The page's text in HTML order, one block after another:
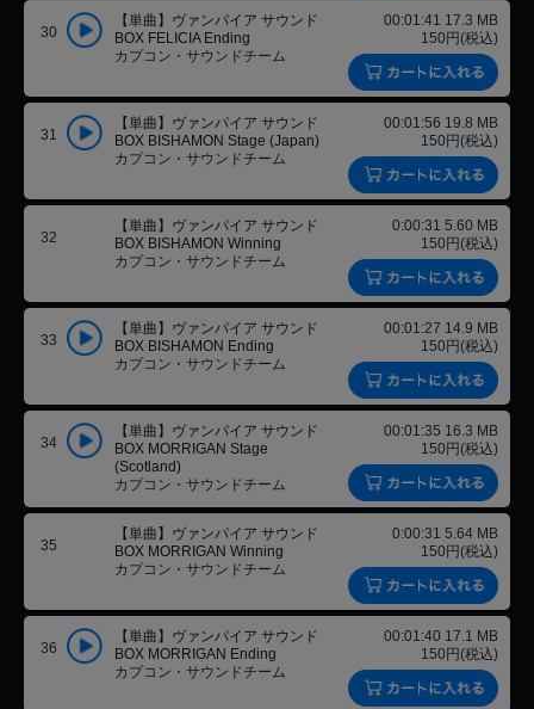
30
【単曲】ヴァンパイア サウンド
BOX FELICIA Ending
カプコン・サウンドチーム
00:01:41 17.3 MB
150円(税込)
31
【単曲】ヴァンパイア サウンド
BOX BISHAMON Stage (Japan)
カプコン・サウンドチーム
00:01:56 19.8 MB
150円(税込)
32
【単曲】ヴァンパイア サウンド
BOX BISHAMON Winning
カプコン・サウンドチーム
0:00:31 5.60 MB
150円(税込)
33
【単曲】ヴァンパイア サウンド
BOX BISHAMON Ending
カプコン・サウンドチーム
00:01:27 14.9 MB
150円(税込)
34
【単曲】ヴァンパイア サウンド
BOX MORRIGAN Stage
(Scotland)
カプコン・サウンドチーム
00:01:35 16.3 MB
150円(税込)
35
【単曲】ヴァンパイア サウンド
BOX MORRIGAN Winning
カプコン・サウンドチーム
0:00:31 5.64 MB
150円(税込)
36
【単曲】ヴァンパイア サウンド
BOX MORRIGAN Ending
カプコン・サウンドチーム
00:01:40 17.1 MB
150円(税込)